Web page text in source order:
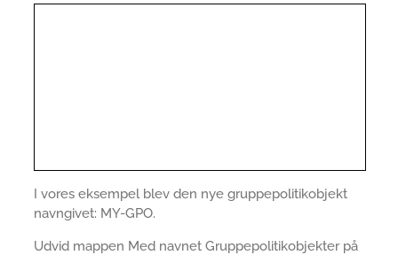
I vores eksempel blev den nye gruppepolitikobjekt
navngivet: MY-GPO.
Udvid mappen Med navnet Gruppepolitikobjekter på